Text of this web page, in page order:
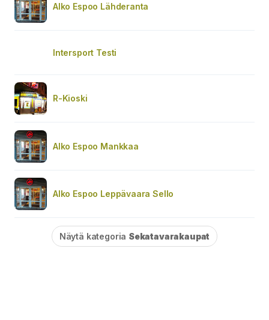
Alko Espoo Lähderanta
Intersport Testi
R-Kioski
Alko Espoo Mankkaa
Alko Espoo Leppävaara Sello
Näytä kategoria Sekatavarakaupat